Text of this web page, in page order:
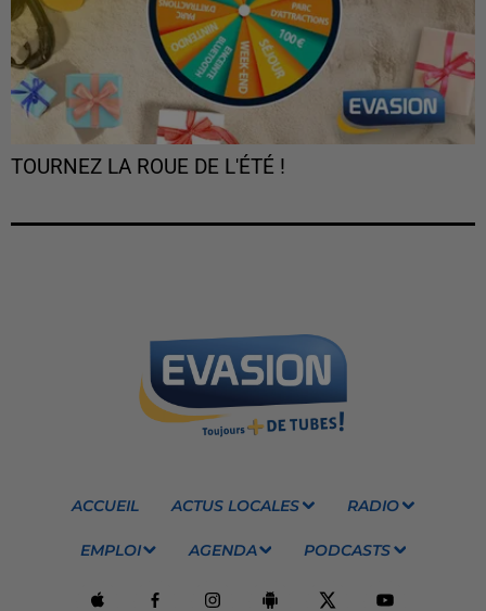
TOURNEZ LA ROUE DE L'ÉTÉ !
ACCUEIL ACTUS LOCALES RADIO
EMPLOI AGENDA PODCASTS